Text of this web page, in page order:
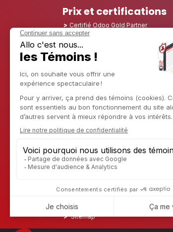
Prix et certifications
Certifié Odoo Gold Partner
Certified Partner Odoo 12, Odoo 13,
15, Odoo 16, Odoo 17, Odoo 18 et
Nominé Best Partner 2025 - Europe
Nominé Best Partner 2025 -
Nominé Best Partner 2024 - Europe
Nominé Best Partner 2024 -
Champion de la Croissance 2023 -
Nominé Best Partner 2022 -
Nominé Best Partner 2021 -
Nominé Best Partner 2020 -
Lauréat du prix du meilleur starter
Découvrir CAPTIVEA
Conseil en entreprise
Captivea aux USA
Jobs
Contactez-nous
Sitemap